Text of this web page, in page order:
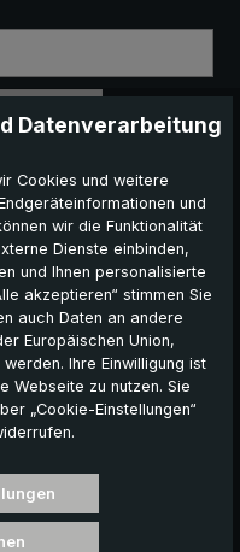
per E-mail und auf
Daten verwendet
News, Angebote und
Darüber hinaus willige
dazu verwendet wird, um
Plattformen
verschlüsselt an
Google-Konten
unter "Abmelden" auf
Werbe-E-mail
Datenverarbeitung
Cookies und weitere
und
wir die Funktionalität
Dienste einbinden,
und Ihnen personalisierte
akzeptieren“ stimmen Sie
auch Daten an andere
Europäischen Union,
Ihre Einwilligung ist
Webseite zu nutzen. Sie
„Cookie-Einstellungen“